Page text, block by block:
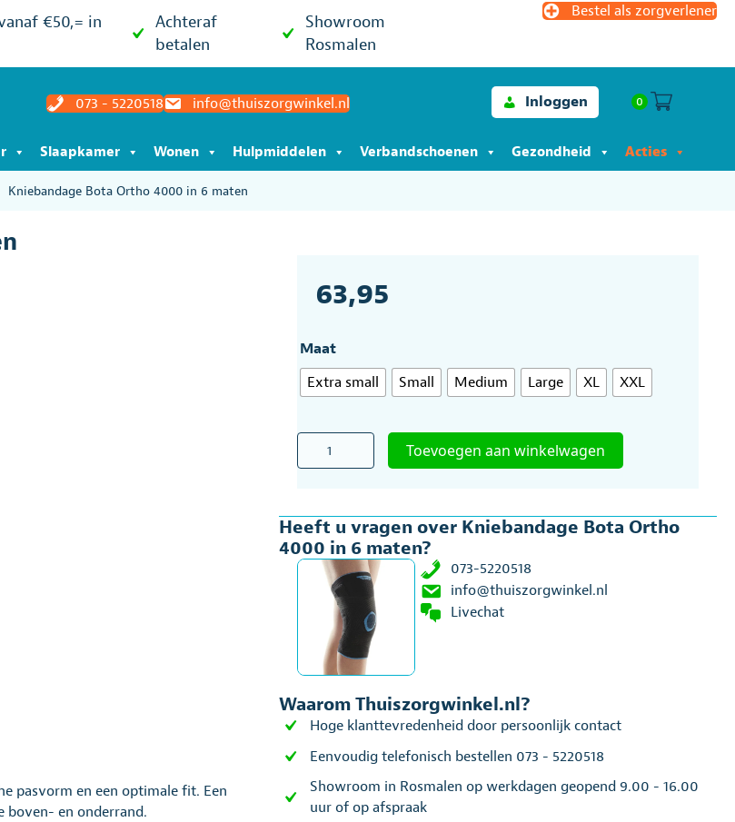
€50,= in
Achteraf
betalen
Showroom
Rosmalen
Bestel als zorgverlener
073 - 5220518 info@thuiszorgwinkel.nl Inloggen 0
Slaapkamer Wonen Hulpmiddelen Verbandschoenen Gezondheid Acties
Kniebandage Bota Ortho 4000 in 6 maten
pasvorm en een optimale fit. Een
boven- en onderrand.
63,95
Maat
Extra small
Small Medium Large XL XXL
Kniebandage
Bota
in
6
maten
aantal
Toevoegen aan winkelwagen
Heeft u vragen over Kniebandage Bota Ortho
4000 in 6 maten?
073-5220518
info@thuiszorgwinkel.nl
Livechat
Waarom Thuiszorgwinkel.nl?
Hoge klanttevredenheid door persoonlijk contact
Eenvoudig telefonisch bestellen 073 - 5220518
Showroom in Rosmalen op werkdagen geopend 9.00 - 16.00
uur of op afspraak